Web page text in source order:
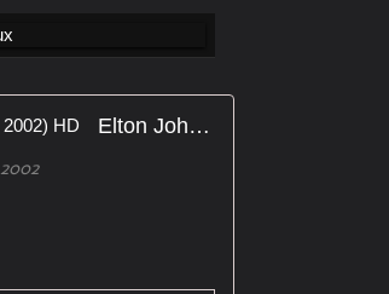
Elton John - Your Song ( Live at the Royal Opera House - 2002) HD